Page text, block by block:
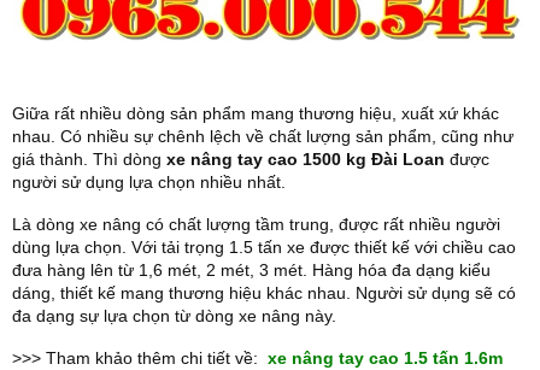
Giữa rất nhiều dòng sản phẩm mang thương hiệu, xuất xứ khác
nhau. Có nhiều sự chênh lệch về chất lượng sản phẩm, cũng như
giá thành. Thì dòng xe nâng tay cao 1500 kg Đài Loan được
người sử dụng lựa chọn nhiều nhất.
Là dòng xe nâng có chất lượng tầm trung, được rất nhiều người
dùng lựa chọn. Với tải trọng 1.5 tấn xe được thiết kế với chiều cao
đưa hàng lên từ 1,6 mét, 2 mét, 3 mét. Hàng hóa đa dạng kiểu
dáng, thiết kế mang thương hiệu khác nhau. Người sử dụng sẽ có
đa dạng sự lựa chọn từ dòng xe nâng này.
>>> Tham khảo thêm chi tiết về: xe nâng tay cao 1.5 tấn 1.6m